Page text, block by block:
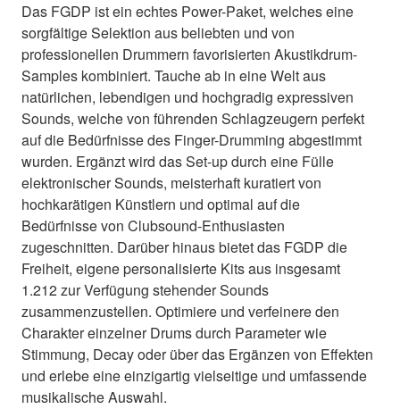
Das FGDP ist ein echtes Power-Paket, welches eine
sorgfältige Selektion aus beliebten und von
professionellen Drummern favorisierten Akustikdrum-
Samples kombiniert. Tauche ab in eine Welt aus
natürlichen, lebendigen und hochgradig expressiven
Sounds, welche von führenden Schlagzeugern perfekt
auf die Bedürfnisse des Finger-Drumming abgestimmt
wurden. Ergänzt wird das Set-up durch eine Fülle
elektronischer Sounds, meisterhaft kuratiert von
hochkarätigen Künstlern und optimal auf die
Bedürfnisse von Clubsound-Enthusiasten
zugeschnitten. Darüber hinaus bietet das FGDP die
Freiheit, eigene personalisierte Kits aus insgesamt
1.212 zur Verfügung stehender Sounds
zusammenzustellen. Optimiere und verfeinere den
Charakter einzelner Drums durch Parameter wie
Stimmung, Decay oder über das Ergänzen von Effekten
und erlebe eine einzigartig vielseitige und umfassende
musikalische Auswahl.